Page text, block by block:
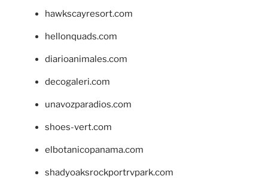
hawkscayresort.com
hellonquads.com
diarioanimales.com
decogaleri.com
unavozparadios.com
shoes-vert.com
elbotanicopanama.com
shadyoaksrockportrvpark.com